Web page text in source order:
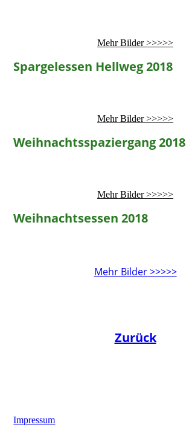
Mehr Bilder >>>>>
Spargelessen Hellweg 2018
Mehr Bilder >>>>>
Weihnachtsspaziergang 2018
Mehr Bilder >>>>>
Weihnachtsessen 2018
Mehr Bilder >>>>>
Zurück
Impressum